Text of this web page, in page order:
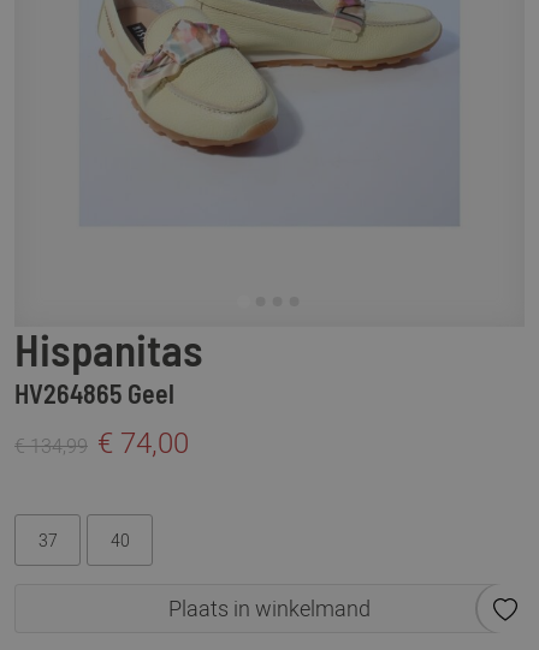
Hispanitas
HV264865 Geel
€ 134,99 € 74,00
37 40
Plaats in winkelmand